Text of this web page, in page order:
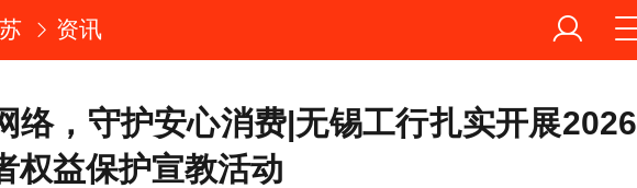
资讯
络，守护安心消费|无锡工行扎实开展2026
权益保护宣教活动